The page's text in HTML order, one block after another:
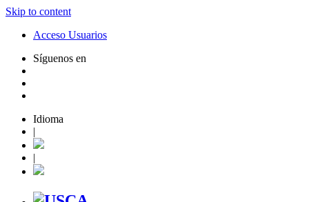
Skip to content
Acceso Usuarios
Síguenos en
Idioma
|
|